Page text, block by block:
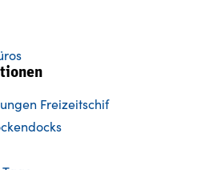
Freizeitschif